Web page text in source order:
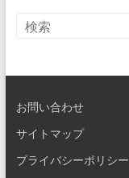
お問い合わせ
サイトマップ
プライバシーポリシー